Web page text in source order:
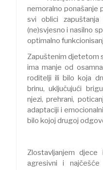
nemoralno ponašanje
svi oblici
(ne)svjesno i nasilno
optimalno
Zapuštenim djetetom
ima manje od
roditelji ili bilo koja
brinu, uključujući
njezi, prehrani,
adaptaciji i
bilo kojoj drugoj
Zlostavljanjem
agresivni i